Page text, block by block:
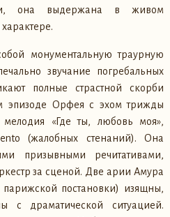
она выдержана в живом
монументальную траурную
звучание погребальных
полные страстной скорби
эпизоде Орфея с эхом трижды
мелодия «Где ты, любовь моя»,
(жалобных стенаний). Она
призывными речитативами,
за сценой. Две арии Амура
постановки) изящны,
с драматической ситуацией.